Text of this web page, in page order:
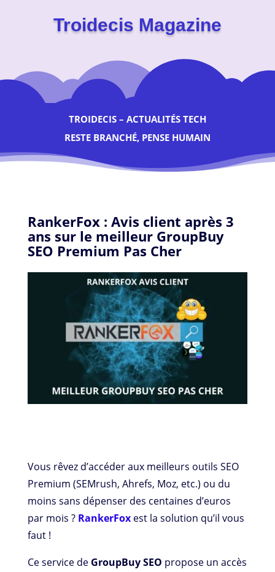
Troidecis Magazine
TROIDECIS – ACTUALITÉS TECH
RESTE BRANCHÉ, PENSE HUMAIN
RankerFox : Avis client après 3
ans sur le meilleur GroupBuy
SEO Premium Pas Cher
Vous rêvez d’accéder aux meilleurs outils SEO
Premium (SEMrush, Ahrefs, Moz, etc.) ou du
moins sans dépenser des centaines d’euros
par mois ? RankerFoxest la solution qu’il vous
faut !
Ce service de GroupBuy SEO propose un accès